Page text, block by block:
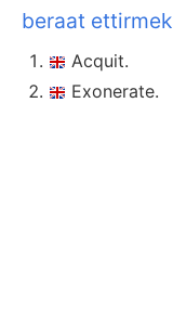
beraat ettirmek
Acquit.
Exonerate.